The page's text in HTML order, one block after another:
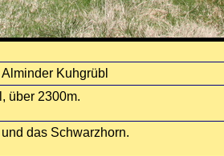
Kuhgrübl
über 2300m.
das Schwarzhorn.